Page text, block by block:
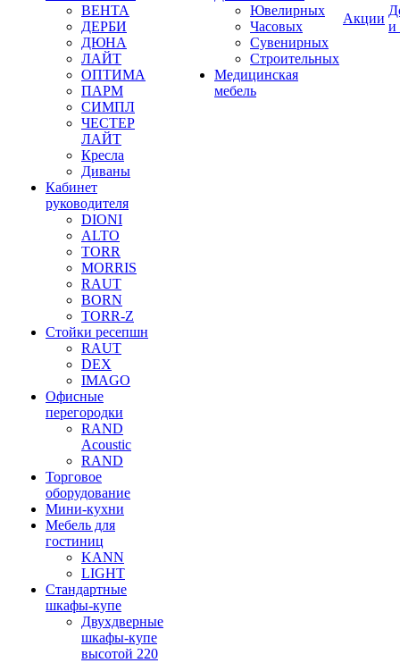
ВЕНТА
ДЕРБИ
ДЮНА
ЛАЙТ
ОПТИМА
ПАРМ
СИМПЛ
ЧЕСТЕР
ЛАЙТ
Кресла
Диваны
Кабинет
руководителя
DIONI
ALTO
TORR
MORRIS
RAUT
BORN
TORR-Z
Стойки ресепшн
RAUT
DEX
IMAGO
Офисные
перегородки
RAND
Acoustic
RAND
Торговое
оборудование
Мини-кухни
Мебель для
гостиниц
KANN
LIGHT
Стандартные
шкафы-купе
Двухдверные
шкафы-купе
высотой 220
Ювелирных
Часовых
Сувенирных
Строительных
Медицинская
мебель
Акции
и